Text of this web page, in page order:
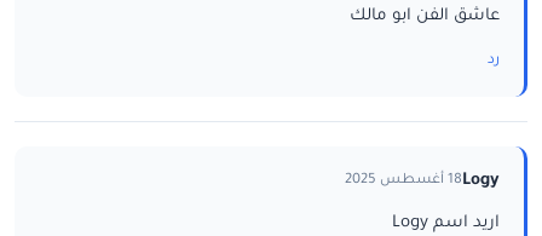
عاشق الفن ابو مالك
رد
Logy18 أغسطس 2025
اريد اسم Logy